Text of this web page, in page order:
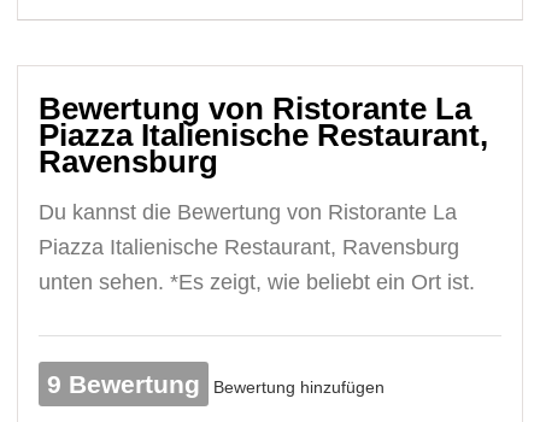
Bewertung von Ristorante La
Piazza Italienische Restaurant,
Ravensburg
Du kannst die Bewertung von Ristorante La
Piazza Italienische Restaurant, Ravensburg
unten sehen. *Es zeigt, wie beliebt ein Ort ist.
9 Bewertung Bewertung hinzufügen